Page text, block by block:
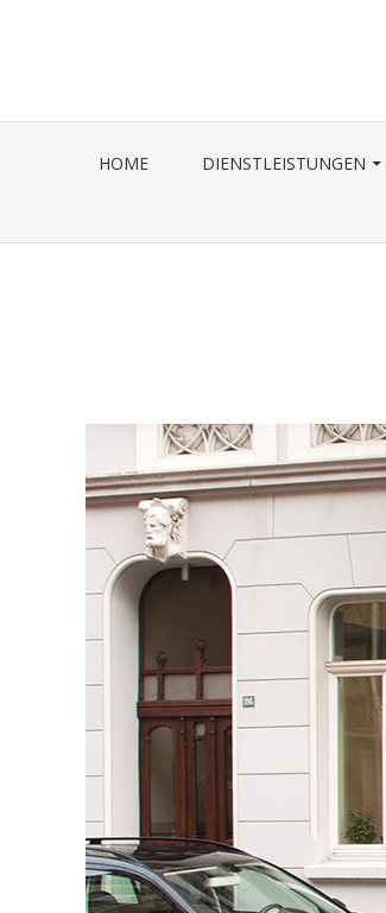
HOME DIENSTLEISTUNGEN